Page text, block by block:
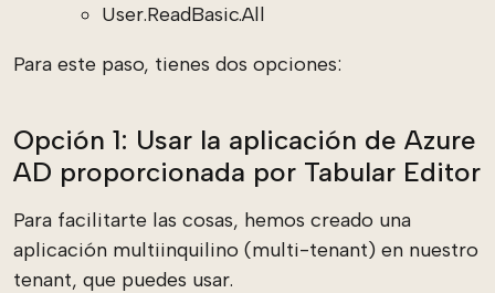
User.ReadBasic.All
Para este paso, tienes dos opciones:
Opción 1: Usar la aplicación de Azure
AD proporcionada por Tabular Editor
Para facilitarte las cosas, hemos creado una
aplicación multiinquilino (multi-tenant) en nuestro
tenant, que puedes usar.